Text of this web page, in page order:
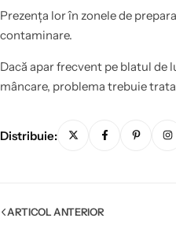
Prezența lor în zonele de
contaminare.
Dacă apar frecvent pe blatul de
mâncare, problema trebuie
Distribuie:
ARTICOL ANTERIOR